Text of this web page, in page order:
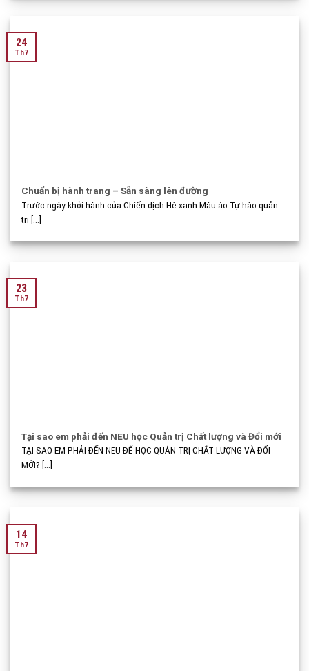
Chuẩn bị hành trang – Sẵn sàng lên đường
Trước ngày khởi hành của Chiến dịch Hè xanh Màu áo Tự hào quản
trị [...]
24
Th7
Tại sao em phải đến NEU học Quản trị Chất lượng và Đổi mới
TẠI SAO EM PHẢI ĐẾN NEU ĐỂ HỌC QUẢN TRỊ CHẤT LƯỢNG VÀ ĐỔI
MỚI? [...]
23
Th7
14
Th7